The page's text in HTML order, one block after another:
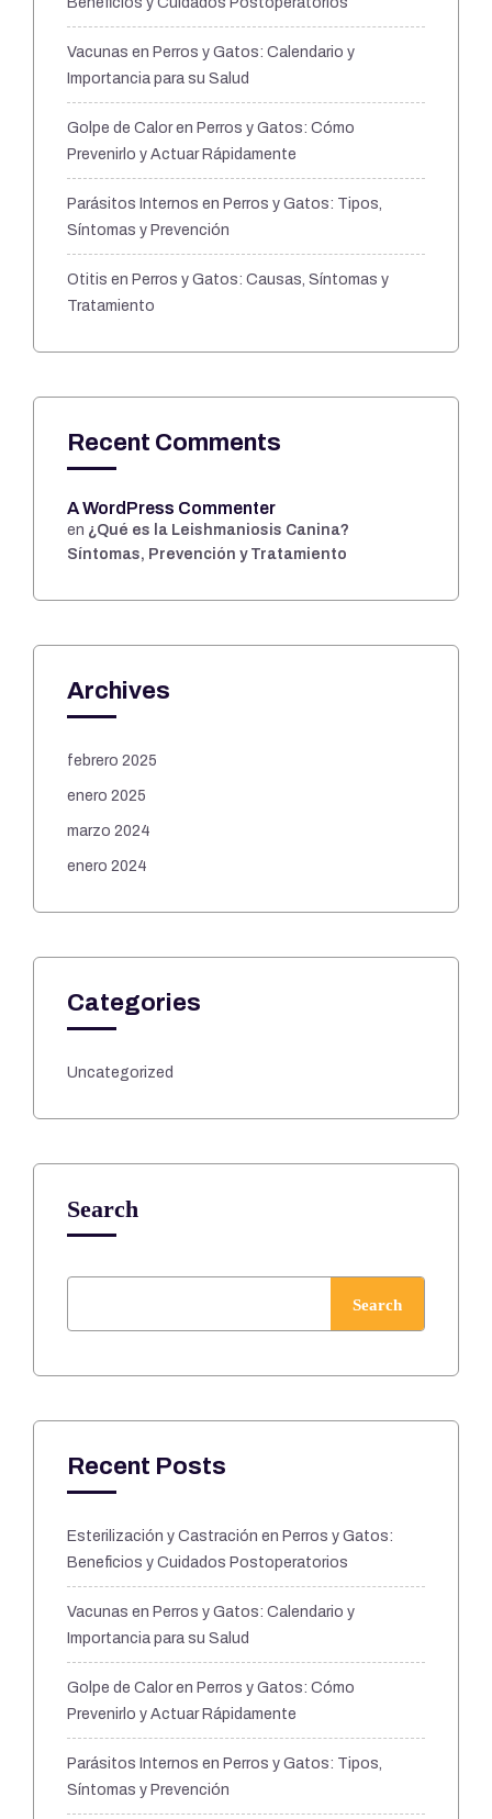
Vacunas en Perros y Gatos: Calendario y
Importancia para su Salud
Golpe de Calor en Perros y Gatos: Cómo
Prevenirlo y Actuar Rápidamente
Parásitos Internos en Perros y Gatos: Tipos,
Síntomas y Prevención
Otitis en Perros y Gatos: Causas, Síntomas y
Tratamiento
Recent Comments
A WordPress Commenter
en ¿Qué es la Leishmaniosis Canina?
Síntomas, Prevención y Tratamiento
Archives
febrero 2025
enero 2025
marzo 2024
enero 2024
Categories
Uncategorized
Search
Search
Recent Posts
Esterilización y Castración en Perros y Gatos:
Beneficios y Cuidados Postoperatorios
Vacunas en Perros y Gatos: Calendario y
Importancia para su Salud
Golpe de Calor en Perros y Gatos: Cómo
Prevenirlo y Actuar Rápidamente
Parásitos Internos en Perros y Gatos: Tipos,
Síntomas y Prevención